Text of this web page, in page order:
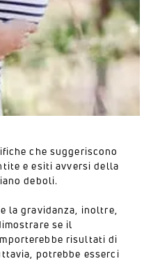
che suggeriscono
e esiti avversi della
deboli.
la gravidanza, inoltre,
se il
risultati di
potrebbe esserci